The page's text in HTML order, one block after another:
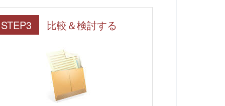
STEP3 比較＆検討する